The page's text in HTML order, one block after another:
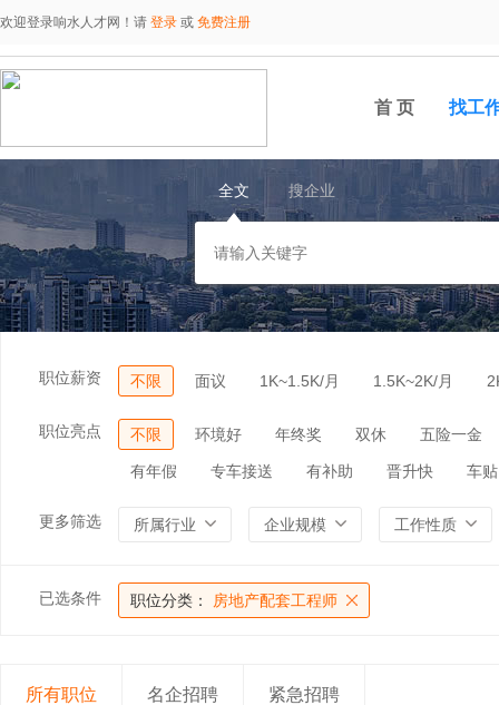
欢迎登录响水人才网！请 登录 或 免费注册
首 页 找工
全文 搜企业
职位薪资 不限 面议 1K~1.5K/月 1.5K~2K/月
职位亮点 不限 环境好 年终奖 双休 五险一金
有年假 专车接送 有补助 晋升快 车贴
更多筛选 所属行业 企业规模 工作性质
已选条件 职位分类： 房地产配套工程师
所有职位 名企招聘 紧急招聘